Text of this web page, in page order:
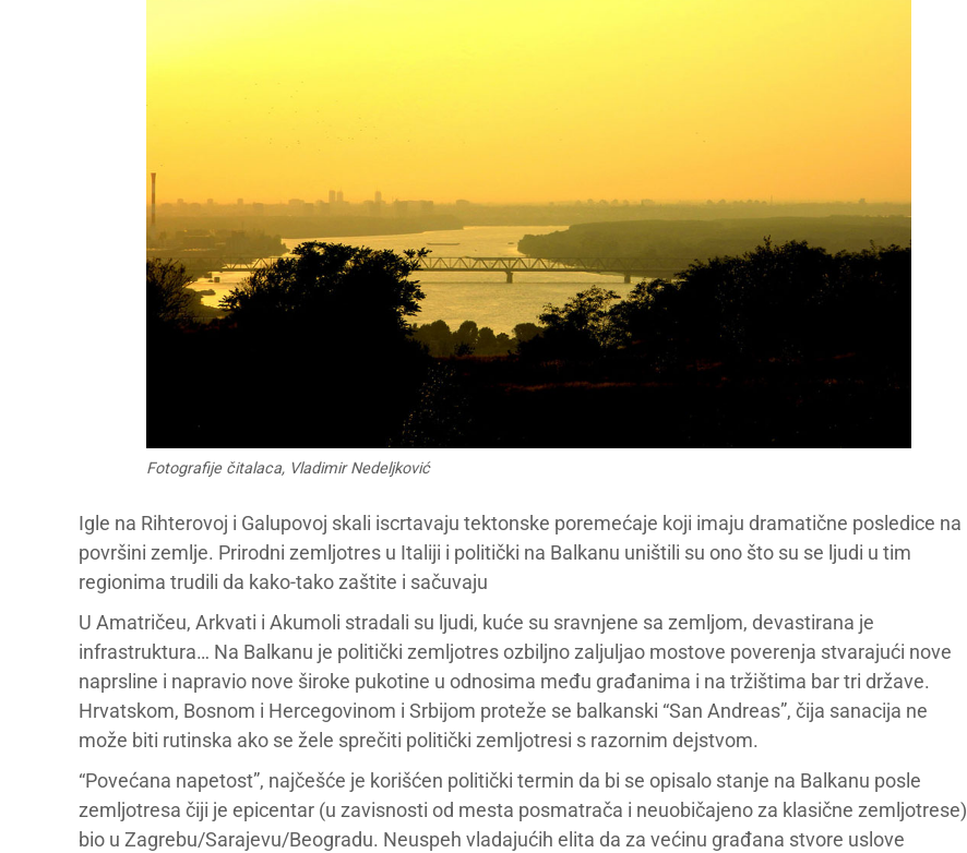
Fotografije čitalaca, Vladimir Nedeljković
Igle na Rihterovoj i Galupovoj skali iscrtavaju tektonske poremećaje koji imaju dramatične posledice na
površini zemlje. Prirodni zemljotres u Italiji i politički na Balkanu uništili su ono što su se ljudi u tim
regionima trudili da kako-tako zaštite i sačuvaju
U Amatričeu, Arkvati i Akumoli stradali su ljudi, kuće su sravnjene sa zemljom, devastirana je
infrastruktura… Na Balkanu je politički zemljotres ozbiljno zaljuljao mostove poverenja stvarajući nove
naprsline i napravio nove široke pukotine u odnosima među građanima i na tržištima bar tri države.
Hrvatskom, Bosnom i Hercegovinom i Srbijom proteže se balkanski “San Andreas”, čija sanacija ne
može biti rutinska ako se žele sprečiti politički zemljotresi s razornim dejstvom.
“Povećana napetost”, najčešće je korišćen politički termin da bi se opisalo stanje na Balkanu posle
zemljotresa čiji je epicentar (u zavisnosti od mesta posmatrača i neuobičajeno za klasične zemljotrese)
bio u Zagrebu/Sarajevu/Beogradu. Neuspeh vladajućih elita da za većinu građana stvore uslove